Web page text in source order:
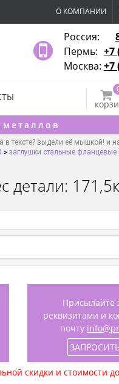
О КОМПАНИИ
Россия:
Пермь: +7
Москва: +7
в тексте? выдели её мышкой! и
» заглушки стальные фланцевые
детали:
Присылайте
реквизитами и
почту
скидки и стоимости